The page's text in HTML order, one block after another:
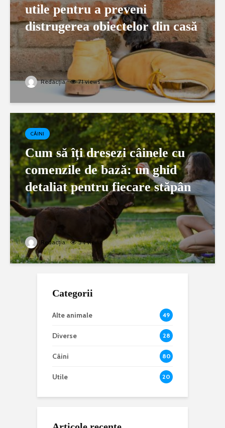
utile pentru a preveni
distrugerea obiectelor din casă
Redacția 71 views
CÂINI
Cum să îți dresezi câinele cu
comenzile de bază: un ghid
detaliat pentru fiecare stăpân
Redacția 54 views
Categorii
Alte animale 49
Diverse 28
Câini 80
Utile 20